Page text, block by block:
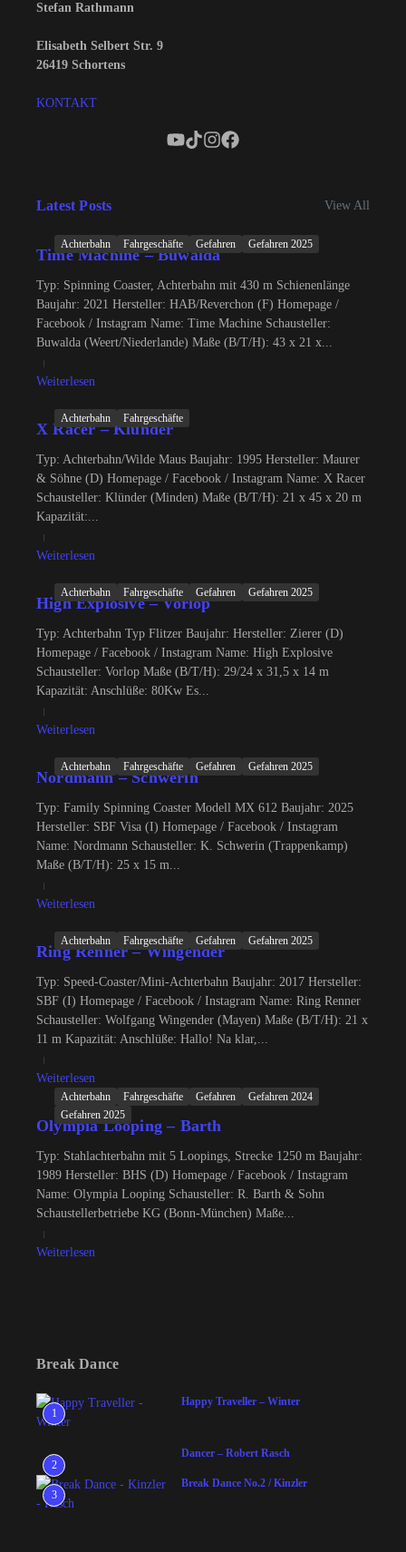
Stefan Rathmann
Elisabeth Selbert Str. 9
26419 Schortens
KONTAKT
Latest Posts View All
Achterbahn Fahrgeschäfte Gefahren Gefahren 2025
Time Machine – Buwalda
Typ: Spinning Coaster, Achterbahn mit 430 m Schienenlänge
Baujahr: 2021 Hersteller: HAB/Reverchon (F) Homepage /
Facebook / Instagram Name: Time Machine Schausteller:
Buwalda (Weert/Niederlande) Maße (B/T/H): 43 x 21 x...
Weiterlesen
Achterbahn Fahrgeschäfte
X Racer – Klünder
Typ: Achterbahn/Wilde Maus Baujahr: 1995 Hersteller: Maurer
& Söhne (D) Homepage / Facebook / Instagram Name: X Racer
Schausteller: Klünder (Minden) Maße (B/T/H): 21 x 45 x 20 m
Kapazität:...
Weiterlesen
Achterbahn Fahrgeschäfte Gefahren Gefahren 2025
High Explosive – Vorlop
Typ: Achterbahn Typ Flitzer Baujahr: Hersteller: Zierer (D)
Homepage / Facebook / Instagram Name: High Explosive
Schausteller: Vorlop Maße (B/T/H): 29/24 x 31,5 x 14 m
Kapazität: Anschlüße: 80Kw Es...
Weiterlesen
Achterbahn Fahrgeschäfte Gefahren Gefahren 2025
Nordmann – Schwerin
Typ: Family Spinning Coaster Modell MX 612 Baujahr: 2025
Hersteller: SBF Visa (I) Homepage / Facebook / Instagram
Name: Nordmann Schausteller: K. Schwerin (Trappenkamp)
Maße (B/T/H): 25 x 15 m...
Weiterlesen
Achterbahn Fahrgeschäfte Gefahren Gefahren 2025
Ring Renner – Wingender
Typ: Speed-Coaster/Mini-Achterbahn Baujahr: 2017 Hersteller:
SBF (I) Homepage / Facebook / Instagram Name: Ring Renner
Schausteller: Wolfgang Wingender (Mayen) Maße (B/T/H): 21 x
11 m Kapazität: Anschlüße: Hallo! Na klar,...
Weiterlesen
Achterbahn Fahrgeschäfte Gefahren
Gefahren 2024
Gefahren 2025
Olympia Looping – Barth
Typ: Stahlachterbahn mit 5 Loopings, Strecke 1250 m Baujahr:
1989 Hersteller: BHS (D) Homepage / Facebook / Instagram
Name: Olympia Looping Schausteller: R. Barth & Sohn
Schaustellerbetriebe KG (Bonn-München) Maße...
Weiterlesen
Break Dance
1
Happy Traveller – Winter
2
Dancer – Robert Rasch
3
Break Dance No.2 / Kinzler